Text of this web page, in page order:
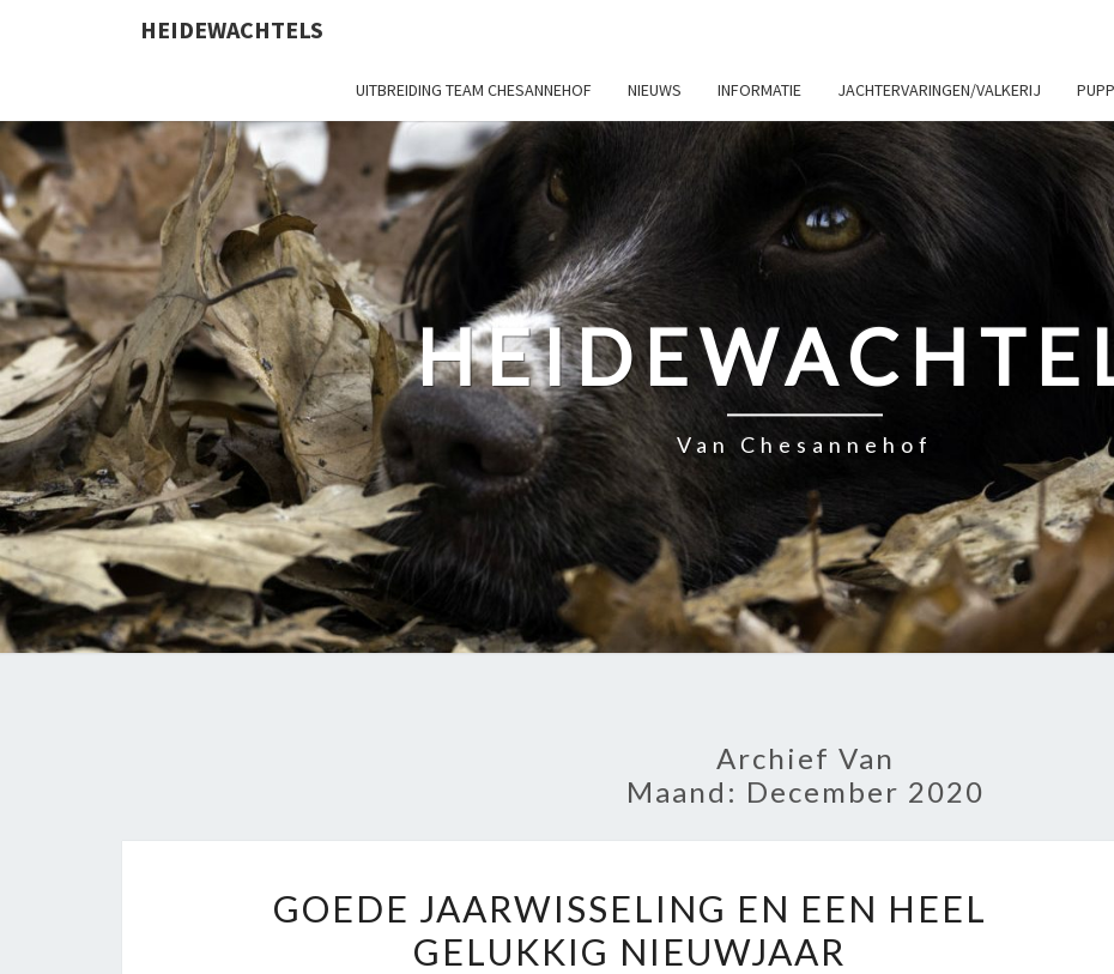
HEIDEWACHTELS
UITBREIDING TEAM CHESANNEHOF NIEUWS INFORMATIE JACHTERVARINGEN/VALKERIJ
Van Chesannehof
Archief Van
Maand: December 2020
JAARWISSELING
EN
GOEDE JAARWISSELING EN EEN HEEL
GELUKKIG NIEUWJAAR